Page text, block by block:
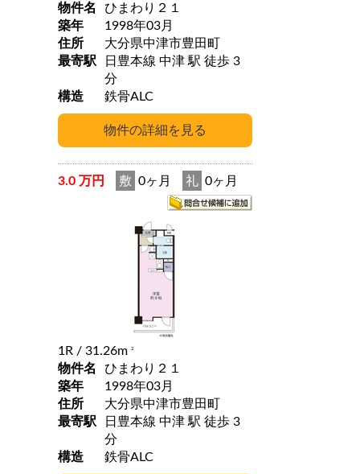
物件名
ひまわり２１
築年
1998年03月
住所
大分県中津市豊田町
最寄駅
日豊本線 中津 駅 徒歩 3
分
構造
鉄骨ALC
3.0 万円 敷 0ヶ月 礼 0ヶ月
1R / 31.26m 2
物件名
ひまわり２１
築年
1998年03月
住所
大分県中津市豊田町
最寄駅
日豊本線 中津 駅 徒歩 3
分
構造
鉄骨ALC